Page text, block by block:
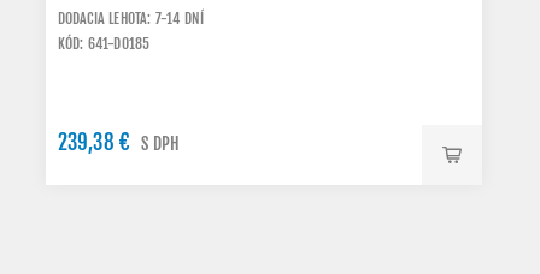
DODACIA LEHOTA: 7-14 DNÍ
KÓD: 641-D0185
239,38 € S DPH